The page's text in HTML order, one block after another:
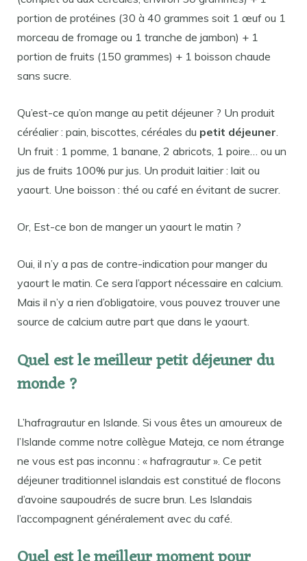
portion de protéines (30 à 40 grammes soit 1 œuf ou 1
morceau de fromage ou 1 tranche de jambon) + 1
portion de fruits (150 grammes) + 1 boisson chaude
sans sucre.
Qu’est-ce qu’on mange au petit déjeuner ? Un produit
céréalier : pain, biscottes, céréales du petit déjeuner.
Un fruit : 1 pomme, 1 banane, 2 abricots, 1 poire… ou un
jus de fruits 100% pur jus. Un produit laitier : lait ou
yaourt. Une boisson : thé ou café en évitant de sucrer.
Or, Est-ce bon de manger un yaourt le matin ?
Oui, il n’y a pas de contre-indication pour manger du
yaourt le matin. Ce sera l’apport nécessaire en calcium.
Mais il n’y a rien d’obligatoire, vous pouvez trouver une
source de calcium autre part que dans le yaourt.
Quel est le meilleur petit déjeuner du
monde ?
L’hafragrautur en Islande. Si vous êtes un amoureux de
l’Islande comme notre collègue Mateja, ce nom étrange
ne vous est pas inconnu : « hafragrautur ». Ce petit
déjeuner traditionnel islandais est constitué de flocons
d’avoine saupoudrés de sucre brun. Les Islandais
l’accompagnent généralement avec du café.